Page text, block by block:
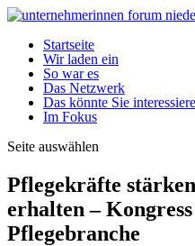
Startseite
Wir laden ein
So war es
Das Netzwerk
Das könnte Sie
Im Fokus
Seite auswählen
Pflegekräfte
erhalten –
Pflegebranche